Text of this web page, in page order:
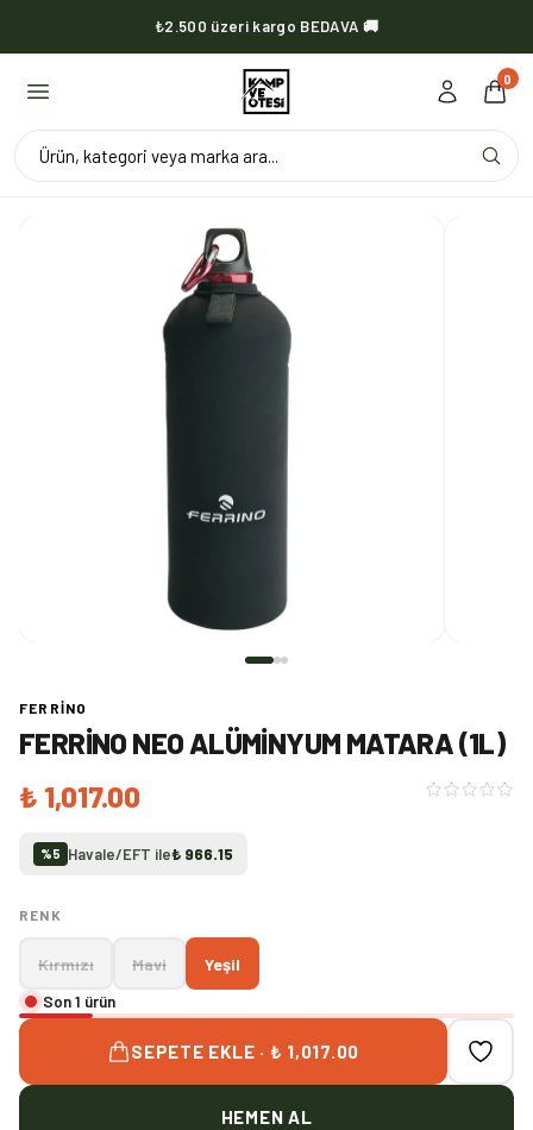
₺2.500 üzeri kargo BEDAVA 🚚
KVOX ürünlerinde kargo her zaman bedava 🔥
0
Ürün, kategori veya marka ara...
FERRINO
FERRINO NEO ALÜMINYUM MATARA (1L)
₺ 1,017.00
%5 Havale/EFT ile₺ 966.15
RENK
Kırmızı Mavi
Yeşil
Son 1 ürün
SEPETE EKLE · ₺ 1,017.00
HEMEN AL